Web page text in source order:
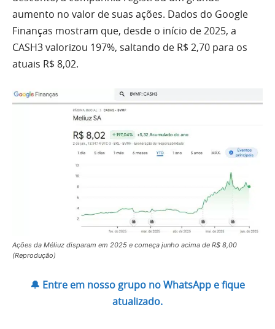
aumento no valor de suas ações. Dados do Google
Finanças mostram que, desde o início de 2025, a
CASH3 valorizou 197%, saltando de R$ 2,70 para os
atuais R$ 8,02.
Ações da Méliuz disparam em 2025 e começa junho acima de R$ 8,00
(Reprodução)
🔔 Entre em nosso grupo no WhatsApp e fique
atualizado.